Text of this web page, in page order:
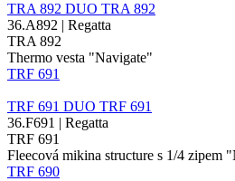
TRA 892 DUO TRA 892
36.A892 | Regatta
TRA 892
Thermo vesta "Navigate"
TRF 691
TRF 691 DUO TRF 691
36.F691 | Regatta
TRF 691
Fleecová mikina structure s 1/4 zipem
TRF 690